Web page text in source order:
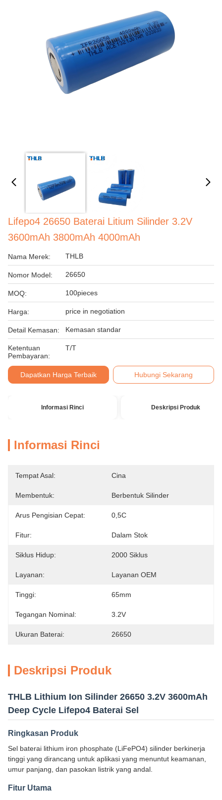
Lifepo4 26650 Baterai Litium Silinder 3.2V
3600mAh 3800mAh 4000mAh
Nama Merek: THLB
Nomor Model: 26650
MOQ: 100pieces
Harga: price in negotiation
Detail Kemasan: Kemasan standar
Ketentuan
Pembayaran:
T/T
Dapatkan Harga Terbaik Hubungi Sekarang
Informasi Rinci Deskripsi Produk
Informasi Rinci
Tempat Asal: Cina
Membentuk: Berbentuk Silinder
Arus Pengisian Cepat: 0,5C
Fitur: Dalam Stok
Siklus Hidup: 2000 Siklus
Layanan: Layanan OEM
Tinggi: 65mm
Tegangan Nominal: 3.2V
Ukuran Baterai: 26650
Deskripsi Produk
THLB Lithium Ion Silinder 26650 3.2V 3600mAh
Deep Cycle Lifepo4 Baterai Sel
Ringkasan Produk
Sel baterai lithium iron phosphate (LiFePO4) silinder berkinerja
tinggi yang dirancang untuk aplikasi yang menuntut keamanan,
umur panjang, dan pasokan listrik yang andal.
Fitur Utama